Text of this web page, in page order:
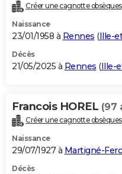
Créer une cagnotte obsèques
Naissance
23/01/1958 à Rennes (Ille-
Décès
21/05/2025 à Rennes (Ille-
Francois HOREL (97
Créer une cagnotte obsèques
Naissance
29/07/1927 à Martigné-
Décès